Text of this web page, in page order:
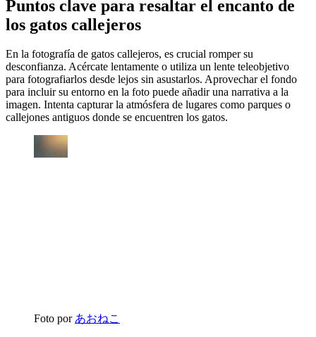
Puntos clave para resaltar el encanto de
los gatos callejeros
En la fotografía de gatos callejeros, es crucial romper su
desconfianza. Acércate lentamente o utiliza un lente teleobjetivo
para fotografiarlos desde lejos sin asustarlos. Aprovechar el fondo
para incluir su entorno en la foto puede añadir una narrativa a la
imagen. Intenta capturar la atmósfera de lugares como parques o
callejones antiguos donde se encuentren los gatos.
Foto por あおねこ